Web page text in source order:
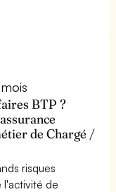
BTP ?
de Chargé /
risques
l'activité de